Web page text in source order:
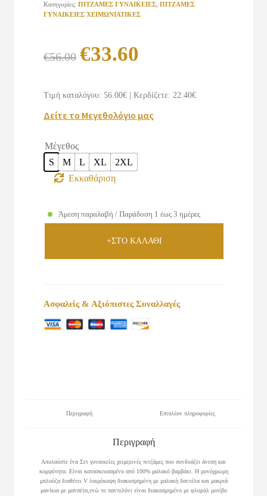
Κατηγορίες: ΠΙΤΖΑΜΕΣ ΓΥΝΑΙΚΕΙΕΣ, ΠΙΤΖΑΜΕΣ
ΓΥΝΑΙΚΕΙΕΣ ΧΕΙΜΩΝΙΑΤΙΚΕΣ
€56.00
Original
was:
€56.00.
€33.60
τιμή
είναι:
Τιμή καταλόγου: 56.00€ Κερδίζετε: 22.40€
Δείτε το Μεγεθολόγιο μας
Μέγεθος
S
M L XL
2XL
Εκκαθάριση
Άμεση παραλαβή / Παράδοση 1 έως 3 ημέρες
+ΣΤΟ ΚΑΛΑΘΙ
Ασφαλείς & Αξιόπιστες Συναλλαγές
Περιγραφή Επιπλέον πληροφορίες
Περιγραφή
Απολαύστε ένα Σετ γυναικείες χειμερινές πιτζάμες που συνδυάζει άνεση και
κομψότητα. Είναι κατασκευασμένο από 100% μαλακό βαμβάκι. Η μονόχρωμη
μπλούζα διαθέτει V λαιμόκοψη διακοσμημένη με μαλακή δαντέλα και μακριά
μανίκια με μανσέτα,ενώ το παντελόνι είναι διακοσμημένο με φλοράλ μοτίβο